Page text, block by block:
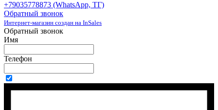
+79035778873 (WhatsApp, ТГ)
Обратный звонок
Интернет-магазин создан на InSales
Обратный звонок
Имя
Телефон